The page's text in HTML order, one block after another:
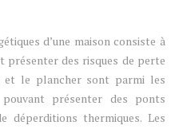
d’une maison consiste à
des risques de perte
et le plancher sont parmi les
présenter des ponts
déperditions thermiques. Les